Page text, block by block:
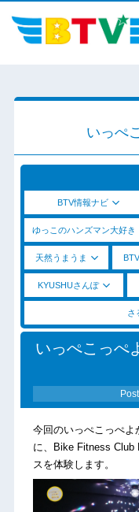
いっぺ
BTV情報ナビ
ゆっこのハンズマン大好き
天然うまうま
KYUSHUさんぽ
さ
いっぺこっぺ
今回のいっぺこっぺよ
に、Bike Fitness Club
スを体験します。